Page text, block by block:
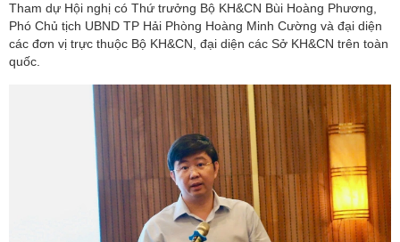
Tham dự Hội nghị có Thứ trưởng Bộ KH&CN Bùi Hoàng Phương,
Phó Chủ tịch UBND TP Hải Phòng Hoàng Minh Cường và đại diện
các đơn vị trực thuộc Bộ KH&CN, đại diện các Sở KH&CN trên toàn
quốc.